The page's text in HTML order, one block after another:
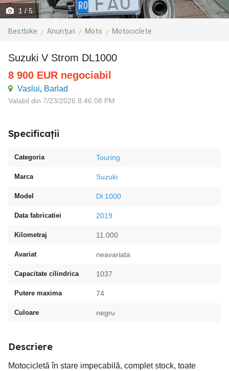
1 / 5
Bestbike Anunțuri Moto Motociclete
Suzuki V Strom DL1000
8 900 EUR negociabil
Vaslui, Barlad
Valabil din 7/23/2026 8:46:08 PM
Specificații
Categoria Touring
Marca Suzuki
Model Dl 1000
Data fabricatiei 2019
Kilometraj 11.000
Avariat neavariata
Capacitate cilindrica 1037
Putere maxima 74
Culoare negru
Descriere
Motocicletă în stare impecabilă, complet stock, toate